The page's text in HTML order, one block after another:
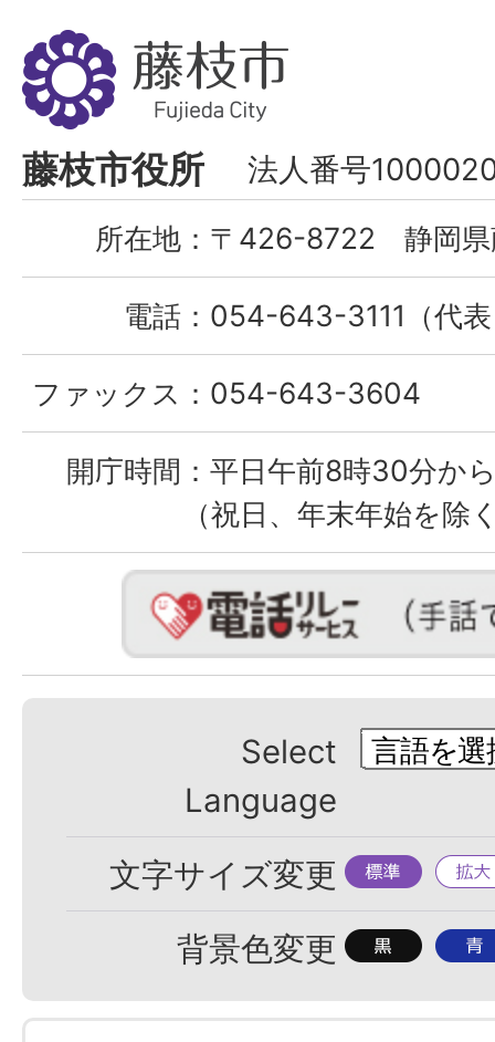
藤
枝
市
Fujieda
City
藤枝市役所 法人番号
所在地： 〒426-8722 静岡県
電話： 054-643-3111（代
ファックス： 054-643-3604
開庁時間： 平日午前8時30分か
（祝日、年末年始を除
Select
Language
文字サイズ変更 標
準
拡
大
背景色変更 背
色
背
色